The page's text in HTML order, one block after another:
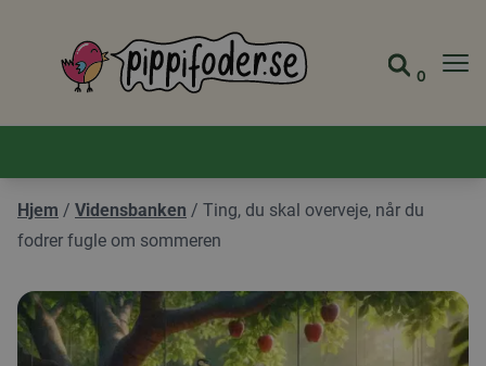
Pippifoder logo Gå til
Se
0
Hjem / Vidensbanken / Ting, du skal overveje, når du
fodrer fugle om sommeren